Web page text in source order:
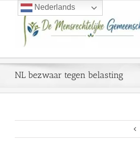
NL bezwaar tegen belasting
Nederlands